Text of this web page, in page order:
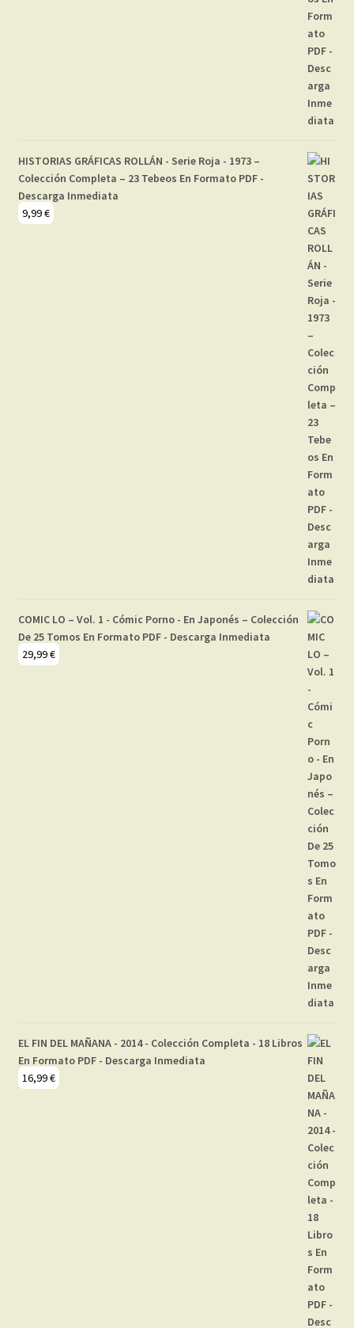
HISTORIAS GRÁFICAS ROLLÁN - Serie Roja - 1973 –
Colección Completa – 23 Tebeos En Formato PDF -
Descarga Inmediata
9,99€
COMIC LO – Vol. 1 - Cómic Porno - En Japonés – Colección
De 25 Tomos En Formato PDF - Descarga Inmediata
29,99€
EL FIN DEL MAÑANA - 2014 - Colección Completa - 18 Libros
En Formato PDF - Descarga Inmediata
16,99€